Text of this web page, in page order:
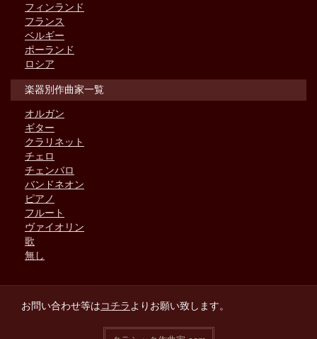
フィンランド
フランス
ベルギー
ポーランド
ロシア
楽器別作曲家一覧
オルガン
ギター
クラリネット
チェロ
チェンバロ
バンドネオン
ピアノ
フルート
ヴァイオリン
歌
無し
お問い合わせ等はコチラ よりお願い致します。